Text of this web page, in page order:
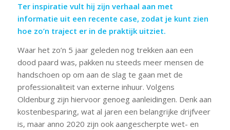
Ter inspiratie vult hij zijn verhaal aan met
informatie uit een recente case, zodat je kunt zien
hoe zo’n traject er in de praktijk uitziet.
Waar het zo’n 5 jaar geleden nog trekken aan een
dood paard was, pakken nu steeds meer mensen de
handschoen op om aan de slag te gaan met de
professionaliteit van externe inhuur. Volgens
Oldenburg zijn hiervoor genoeg aanleidingen. Denk aan
kostenbesparing, wat al jaren een belangrijke drijfveer
is, maar anno 2020 zijn ook aangescherpte wet- en